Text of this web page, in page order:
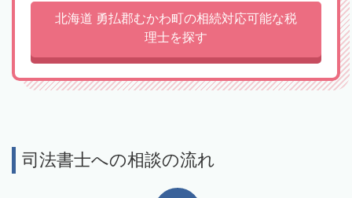
北海道 勇払郡むかわ町の相続対応可能な税
理士を探す
司法書士への相談の流れ